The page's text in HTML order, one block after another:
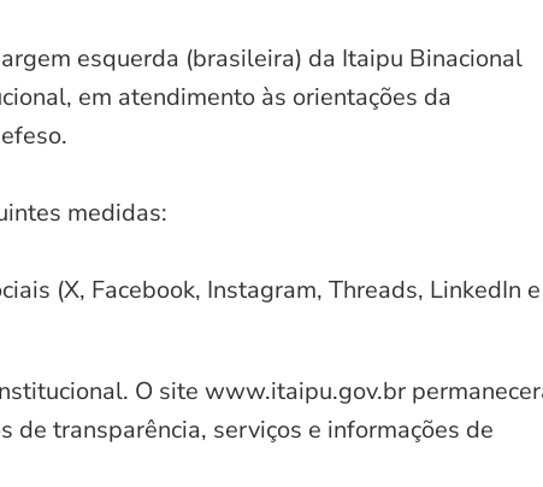
esquerda (brasileira) da Itaipu Binacional
em atendimento às orientações da
medidas:
(X, Facebook, Instagram, Threads, LinkedIn e
O site www.itaipu.gov.br
de transparência, serviços e informações de